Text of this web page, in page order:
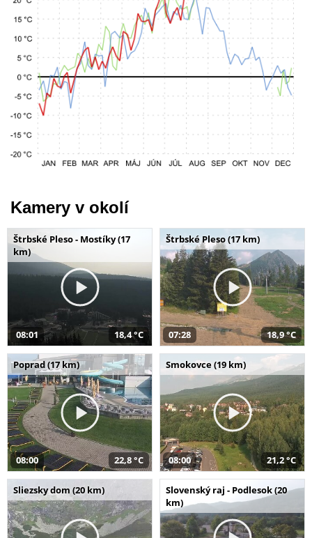
Kamery v okolí
Štrbské Pleso - Mostíky (17
km)
08:01 18,4 °C
Štrbské Pleso (17 km)
07:28 18,9 °C
Poprad (17 km)
08:00 22,8 °C
Smokovce (19 km)
08:00 21,2 °C
Sliezsky dom (20 km)
Slovenský raj - Podlesok (20
km)